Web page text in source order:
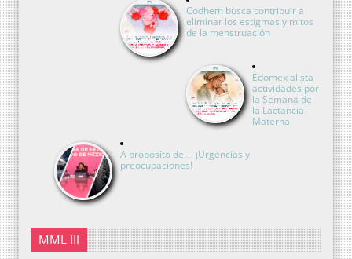
Codhem busca contribuir a
eliminar los estigmas y mitos
de la menstruación
Edomex alista
actividades por
la Semana de
la Lactancia
Materna
A propósito de… ¡Urgencias y
preocupaciones!
MML III